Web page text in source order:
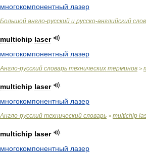
многокомпонентный лазер
Большой англо-русский и русско-английский
multichip laser
многокомпонентный лазер
Англо-русский словарь технических терминов >
multichip laser
многокомпонентный лазер
Англо-русский технический словарь > multichip
multichip laser
многокомпонентный лазер